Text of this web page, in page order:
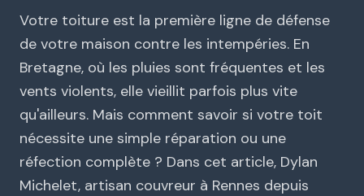
Votre toiture est la première ligne de défense
de votre maison contre les intempéries. En
Bretagne, où les pluies sont fréquentes et les
vents violents, elle vieillit parfois plus vite
qu'ailleurs. Mais comment savoir si votre toit
nécessite une simple réparation ou une
réfection complète ? Dans cet article, Dylan
Michelet, artisan couvreur à Rennes depuis